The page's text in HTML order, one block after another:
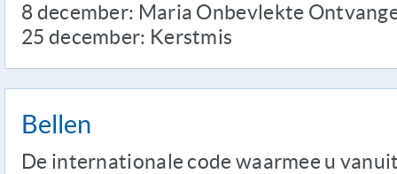
8 december: Maria Onbevlekte
25 december: Kerstmis
Bellen
De internationale code waarmee u